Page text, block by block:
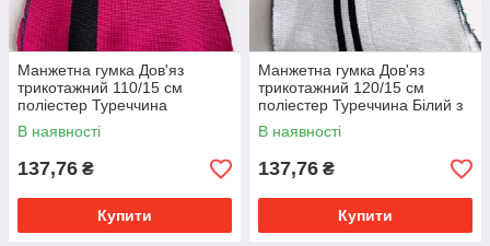
Манжетна гумка Дов'яз
трикотажний 110/15 см
поліестер Туреччина
Малиновий з чорною смугою
В наявності
137,76 ₴
Купити
Манжетна гумка Дов'яз
трикотажний 120/15 см
поліестер Туреччина Білий з
двома чорними смугами
В наявності
137,76 ₴
Купити